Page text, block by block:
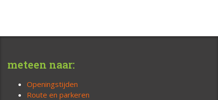
meteen naar:
Openingstijden
Route en parkeren